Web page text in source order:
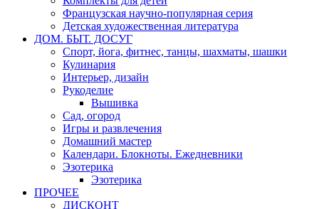
Французская научно-популярная серия
Детская художественная литература
ДОМ. БЫТ. ДОСУГ
Спорт, йога, фитнес, танцы, шахматы, шашки
Кулинария
Интерьер, дизайн
Рукоделие
Вышивка
Сад, огород
Игры и развлечения
Домашний мастер
Календари. Блокноты. Ежедневники
Эзотерика
Эзотерика
ПРОЧЕЕ
ДИСКОНТ